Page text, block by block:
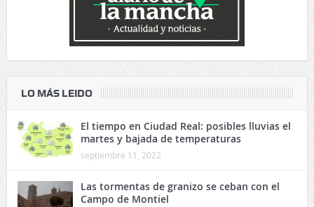
LO MÁS LEIDO
El tiempo en Ciudad Real: posibles lluvias el
martes y bajada de temperaturas
septiembre 11, 2022
Las tormentas de granizo se ceban con el
Campo de Montiel